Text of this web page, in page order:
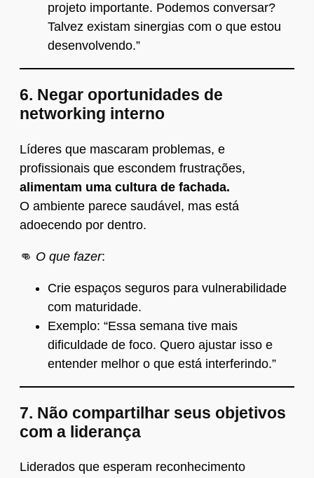
projeto importante. Podemos conversar?
Talvez existam sinergias com o que estou
desenvolvendo.”
6. Negar oportunidades de
networking interno
Líderes que mascaram problemas, e
profissionais que escondem frustrações,
alimentam uma cultura de fachada.
O ambiente parece saudável, mas está
adoecendo por dentro.
👊 O que fazer:
Crie espaços seguros para vulnerabilidade
com maturidade.
Exemplo: “Essa semana tive mais
dificuldade de foco. Quero ajustar isso e
entender melhor o que está interferindo.”
7. Não compartilhar seus objetivos
com a liderança
Liderados que esperam reconhecimento